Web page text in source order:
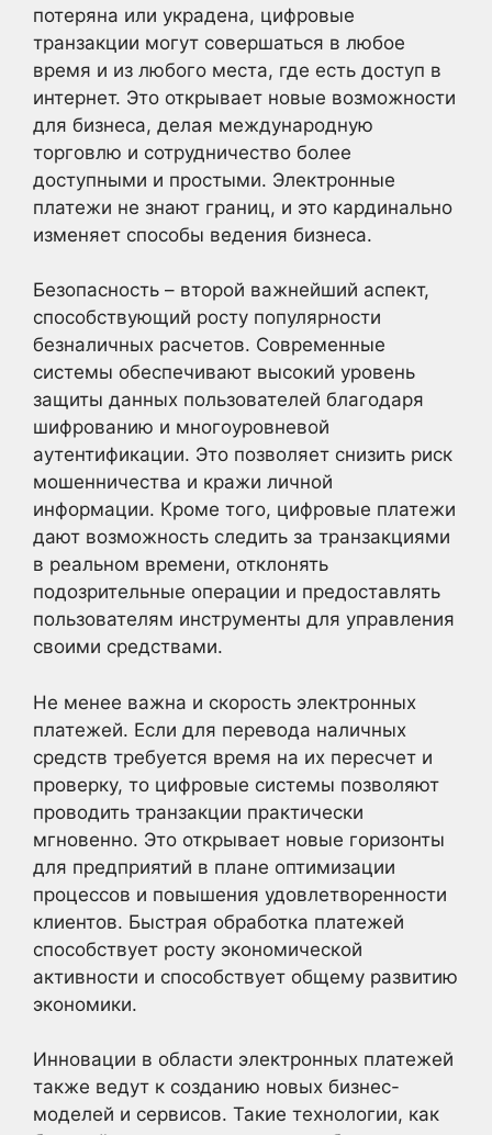
потеряна или украдена, цифровые
транзакции могут совершаться в любое
время и из любого места, где есть доступ в
интернет. Это открывает новые возможности
для бизнеса, делая международную
торговлю и сотрудничество более
доступными и простыми. Электронные
платежи не знают границ, и это кардинально
изменяет способы ведения бизнеса.
Безопасность – второй важнейший аспект,
способствующий росту популярности
безналичных расчетов. Современные
системы обеспечивают высокий уровень
защиты данных пользователей благодаря
шифрованию и многоуровневой
аутентификации. Это позволяет снизить риск
мошенничества и кражи личной
информации. Кроме того, цифровые платежи
дают возможность следить за транзакциями
в реальном времени, отклонять
подозрительные операции и предоставлять
пользователям инструменты для управления
своими средствами.
Не менее важна и скорость электронных
платежей. Если для перевода наличных
средств требуется время на их пересчет и
проверку, то цифровые системы позволяют
проводить транзакции практически
мгновенно. Это открывает новые горизонты
для предприятий в плане оптимизации
процессов и повышения удовлетворенности
клиентов. Быстрая обработка платежей
способствует росту экономической
активности и способствует общему развитию
экономики.
Инновации в области электронных платежей
также ведут к созданию новых бизнес-
моделей и сервисов. Такие технологии, как